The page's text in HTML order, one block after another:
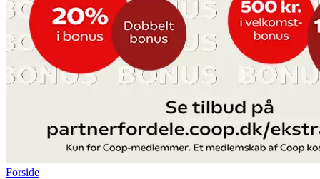
Forside